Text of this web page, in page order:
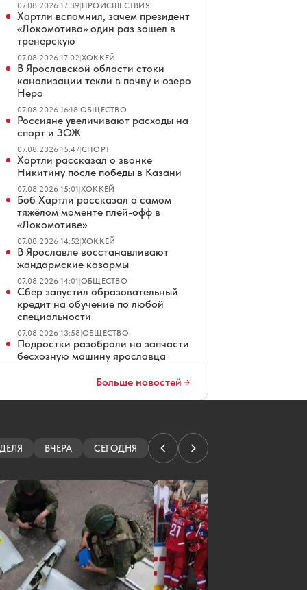
07.08.2026 17:39|ПРОИСШЕСТВИЯ
Хартли вспомнил, зачем президент
«Локомотива» один раз зашел в
тренерскую
07.08.2026 17:02|ХОККЕЙ
В Ярославской области стоки
канализации текли в почву и озеро
Неро
07.08.2026 16:18|ОБЩЕСТВО
Россияне увеличивают расходы на
спорт и ЗОЖ
07.08.2026 15:47|СПОРТ
Хартли рассказал о звонке
Никитину после победы в Казани
07.08.2026 15:01|ХОККЕЙ
Боб Хартли рассказал о самом
тяжёлом моменте плей-офф в
«Локомотиве»
07.08.2026 14:52|ХОККЕЙ
В Ярославле восстанавливают
жандармские казармы
07.08.2026 14:01|ОБЩЕСТВО
Сбер запустил образовательный
кредит на обучение по любой
специальности
07.08.2026 13:58|ОБЩЕСТВО
Подростки разобрали на запчасти
бесхозную машину ярославца
В «ТНС энерго Ярославль» подвели
напомнила о чудесном спасении
«Локомотива»
арены волейбольного центра в
Ярославле
07.08.2026 12:07 НАУКА
Ярославцу грозит пожизненный
срок за госизмену
07.08.2026 11:53| ПРОИСШЕСТВИЯ
Победителям забега в Ярославле
вручат бетонную крышку люка
Больше новостей
ВЧЕРА СЕГОДНЯ